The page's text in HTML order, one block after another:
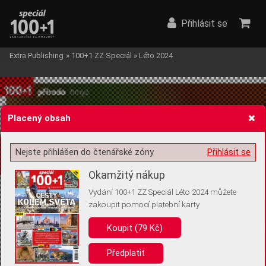
Žádost o souhlas s ukládáním volitelných informací
Pro základní fungování webu nepotřebujeme ukládat žádné informace
(tzv. cookies apod.). Rádi bychom vás ale požádali o souhlas s
uložením volitelných informací:
Anonymní unikátní ID
Přihlásit se
Extra Publishing » 100+1 ZZ Speciál » Léto 2024
Placený obsah
Přihlásit se
Nejste přihlášen do čtenářské zóny
Okamžitý nákup
Vydání 100+1 ZZ Speciál Léto 2024 můžete
zakoupit pomocí platební karty
Koupit (79 Kč)
Předplatit